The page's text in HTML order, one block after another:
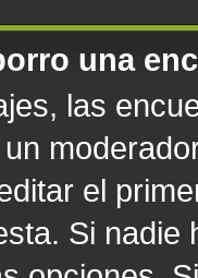
una
las
el
Si